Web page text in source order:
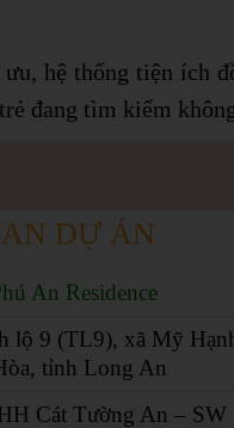
hệ thống tiện ích
đang tìm kiếm
DỰ ÁN
An Residence
lộ 9 (TL9), xã Mỹ
tỉnh Long An
Cát Tường An – SW